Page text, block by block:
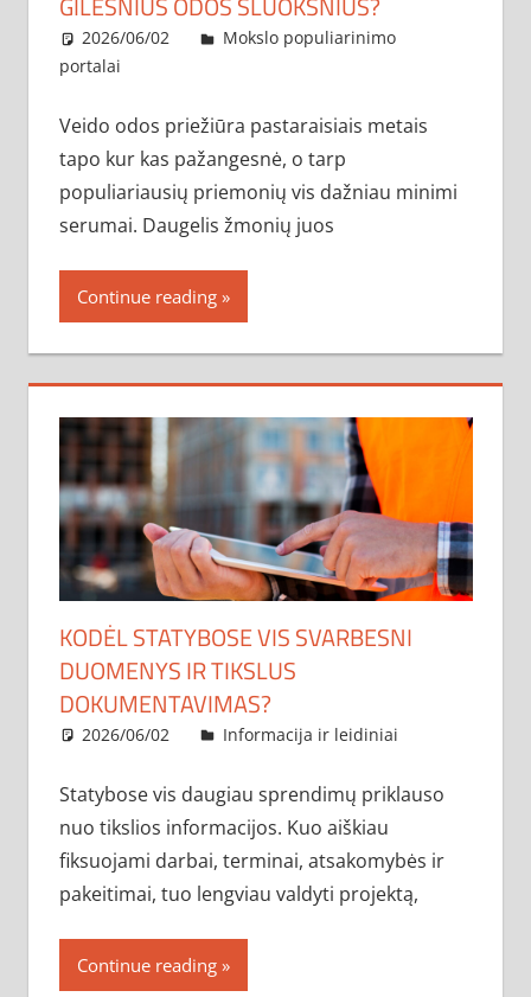
2026/06/02 administratorius
Mokslo populiarinimo
portalai
Veido odos priežiūra pastaraisiais metais
tapo kur kas pažangesnė, o tarp
populiariausių priemonių vis dažniau minimi
serumai. Daugelis žmonių juos
Continue reading
KODĖL STATYBOSE VIS SVARBESNI
DUOMENYS IR TIKSLUS
DOKUMENTAVIMAS?
2026/06/02 administratorius
Informacija ir leidiniai
Statybose vis daugiau sprendimų priklauso
nuo tikslios informacijos. Kuo aiškiau
fiksuojami darbai, terminai, atsakomybės ir
pakeitimai, tuo lengviau valdyti projektą,
Continue reading